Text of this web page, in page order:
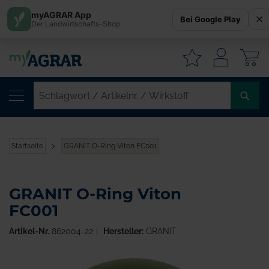
Startseite GRANIT O-Ring Viton FC001
GRANIT O-Ring Viton
FC001
Artikel-Nr. 862004-22 Hersteller:GRANIT
myAGRAR App
Der Landwirtschafts-Shop Bei Google Play